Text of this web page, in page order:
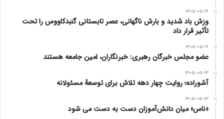
۱۴۰۵-۰۵-۱۶
وزش باد شدید و بارش ناگهانی، عصر تابستانی گنبدکاووس را تحت
تأثیر قرار داد
۱۴۰۵-۰۵-۱۶
عضو مجلس خبرگان رهبری: خبرنگاران، امین جامعه هستند
۱۴۰۵-۰۵-۱۳
آشوراده؛ روایت چهار دهه تلاش برای توسعهٔ مسئولانه
۱۴۰۵-۰۵-۱۳
«ناس» میان دانش‌آموزان دست به دست می شود